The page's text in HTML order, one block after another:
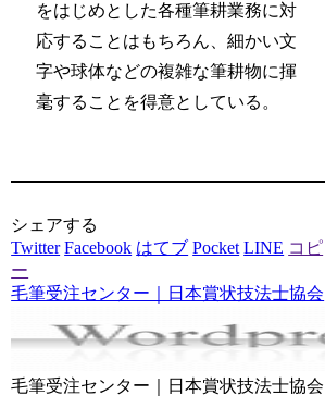
をはじめとした各種筆耕業務に対
応することはもちろん、細かい文
字や球体などの複雑な筆耕物に揮
毫することを得意としている。
シェアする
Twitter Facebook はてブ Pocket LINE コピ
ー
毛筆受注センター｜日本賞状技法士協会
毛筆受注センター｜日本賞状技法士協会